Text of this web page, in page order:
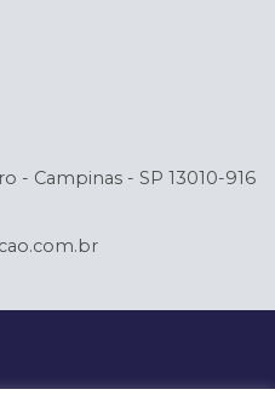
- Campinas - SP 13010-916